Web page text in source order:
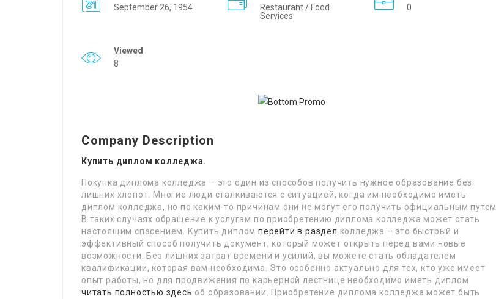
September 26, 1954
Restaurant / Food
Services
0
Viewed
8
Company Description
Купить диплом колледжа.
Покупка диплома колледжа – это один из способов получить нужное образование без
лишних хлопот. Многие люди сталкиваются с ситуацией, когда им необходимо иметь
диплом колледжа, но по каким-то причинам они не могут его получить официальным путем.
В таких случаях обращение к услугам по приобретению диплома колледжа может стать
настоящим спасением. Купить диплом перейти в раздел колледжа – это быстрый и
эффективный способ получить документ, который может открыть перед вами новые
возможности. Без лишних затрат времени и усилий, вы можете стать обладателем
квалификации, которая вам необходима. Это особенно актуально для тех, кто уже имеет
опыт работы, но для продвижения по карьерной лестнице необходимо иметь диплом
читать полностью здесь об образовании. Приобретение диплома колледжа может быть